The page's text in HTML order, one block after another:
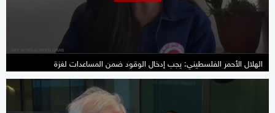
الهلال الأحمر الفلسطيني: يجب إدخال الوقود ضمن المساعدات لغزة
0